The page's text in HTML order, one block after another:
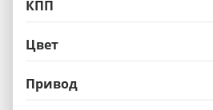
КПП
Цвет
Привод